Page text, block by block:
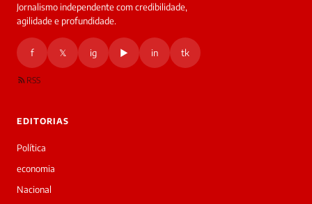
Oi!
Bom
dia!
Jornalismo independente com credibilidade,
agilidade e profundidade.
f 𝕏 ig ▶ in tk
RSS
EDITORIAS
Política
economia
Nacional